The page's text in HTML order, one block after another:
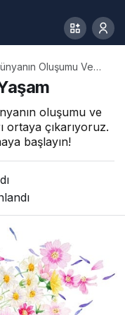
Oluşumu Ve
oluşumu ve
ortaya çıkarıyoruz.
başlayın!